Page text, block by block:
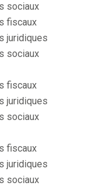
sociaux
fiscaux
juridiques
sociaux
fiscaux
juridiques
sociaux
fiscaux
juridiques
sociaux